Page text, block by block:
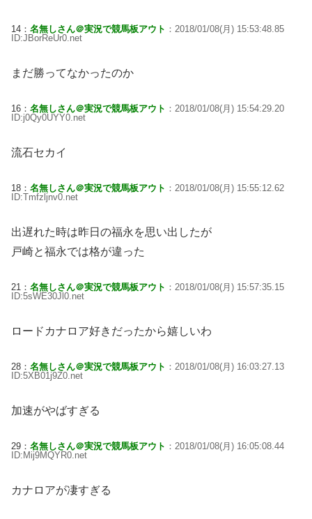
14： 名無しさん＠実況で競馬板アウト ：2018/01/08(月) 15:53:48.85
ID:JBorReUr0.net
まだ勝ってなかったのか
16： 名無しさん＠実況で競馬板アウト ：2018/01/08(月) 15:54:29.20
ID:j0Qy0UYY0.net
流石セカイ
18： 名無しさん＠実況で競馬板アウト ：2018/01/08(月) 15:55:12.62
ID:Tmfzljnv0.net
出遅れた時は昨日の福永を思い出したが
戸崎と福永では格が違った
21： 名無しさん＠実況で競馬板アウト ：2018/01/08(月) 15:57:35.15
ID:5sWE30Jl0.net
ロードカナロア好きだったから嬉しいわ
28： 名無しさん＠実況で競馬板アウト ：2018/01/08(月) 16:03:27.13
ID:5XB01j9Z0.net
加速がやばすぎる
29： 名無しさん＠実況で競馬板アウト ：2018/01/08(月) 16:05:08.44
ID:Mij9MQYR0.net
カナロアが凄すぎる